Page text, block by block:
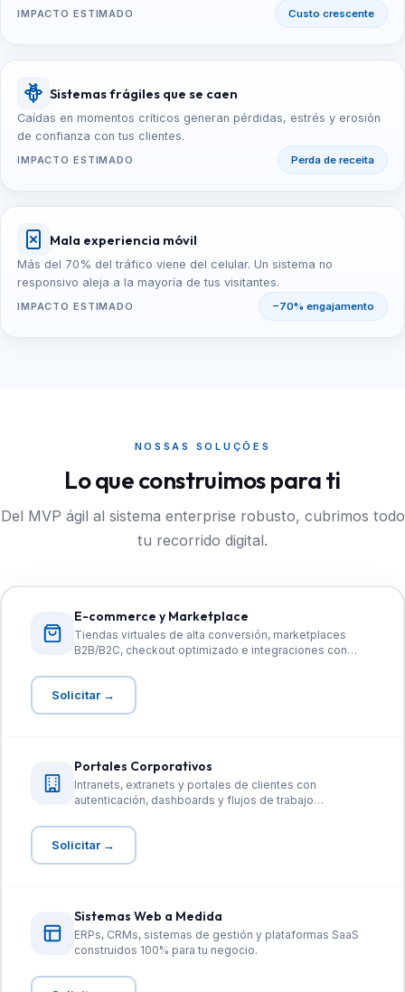
IMPACTO ESTIMADO Custo crescente
Sistemas frágiles que se caen
Caídas en momentos críticos generan pérdidas, estrés y erosión
de confianza con tus clientes.
IMPACTO ESTIMADO Perda de receita
Mala experiencia móvil
Más del 70% del tráfico viene del celular. Un sistema no
responsivo aleja a la mayoría de tus visitantes.
IMPACTO ESTIMADO −70% engajamento
NOSSAS SOLUÇÕES
Lo que construimos para ti
Del MVP ágil al sistema enterprise robusto, cubrimos todo
tu recorrido digital.
E-commerce y Marketplace
Tiendas virtuales de alta conversión, marketplaces
B2B/B2C, checkout optimizado e integraciones con
Solicitar →
Portales Corporativos
Intranets, extranets y portales de clientes con
autenticación, dashboards y flujos de trabajo
Solicitar →
Sistemas Web a Medida
ERPs, CRMs, sistemas de gestión y plataformas SaaS
construidos 100% para tu negocio.